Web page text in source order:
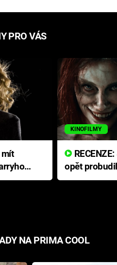
PRO VÁS
KINOFILMY
opět
přichází s
NA PRIMA COOL